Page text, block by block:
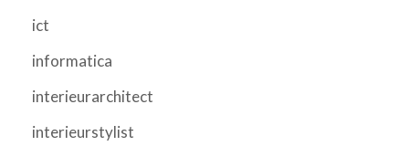
ict
informatica
interieurarchitect
interieurstylist